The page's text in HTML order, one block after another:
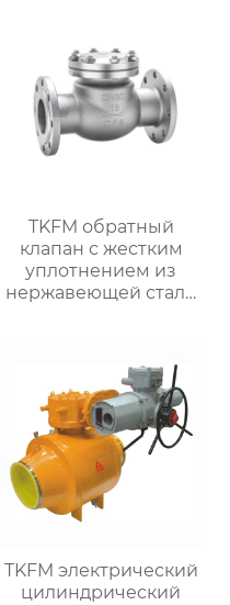
TKFM обратный
клапан с жестким
уплотнением из
нержавеющей стали
водяного отопления
TKFM электрический
цилиндрический